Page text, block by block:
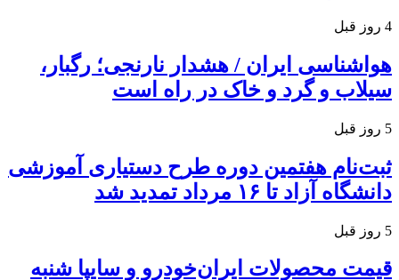
4 روز قبل
هواشناسی ایران / هشدار نارنجی؛ رگبار،
سیلاب و گرد و خاک در راه است
5 روز قبل
ثبت‌نام هفتمین دوره طرح دستیاری آموزشی
دانشگاه آزاد تا ۱۶ مرداد تمدید شد
5 روز قبل
قیمت محصولات ایران‌خودرو و سایپا شنبه